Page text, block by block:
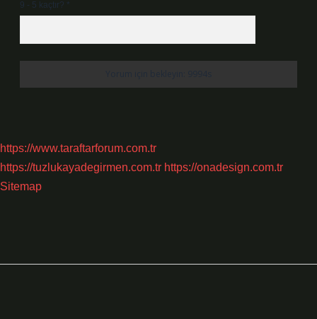
9 - 5 kaçtır? *
https://www.taraftarforum.com.tr
https://tuzlukayadegirmen.com.tr https://onadesign.com.tr
Sitemap